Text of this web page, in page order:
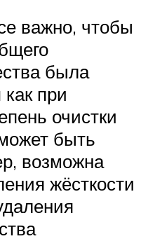
важно, чтобы
была
при
очистки
быть
возможна
жёсткости